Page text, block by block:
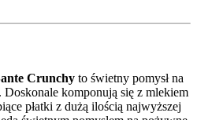
Crunchy to świetny pomysł na
Doskonale komponują się z mlekiem
płatki z dużą ilością najwyższej